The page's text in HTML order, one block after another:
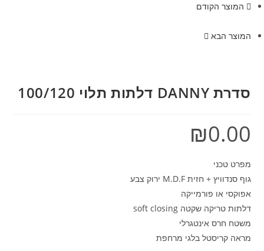
המוצר הקודם
המוצר הבא
סדרת DANNY דלתות תלוי 100/120
₪0.00
מפרט טכני
גוף סנדוויץ + חזית M.D.F ירוק צבע
אפוקסי או פורמייקה
דלתות טריקה שקטה soft closing
משטח חרס אינטגרלי
מראה קריסטל בלגי מרחפת